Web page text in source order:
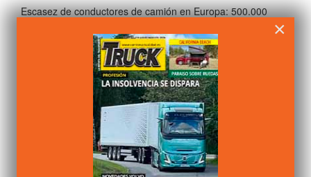
Escasez de conductores de camión en Europa: 500.000
ESCRITO PORALVARO PEDROCHE
FABRICANTES VISTO 751 VECES
Farizon V7E: hasta 475 km de autonomía y desde 25.350 €
ESCRITO PORALVARO PEDROCHE
×